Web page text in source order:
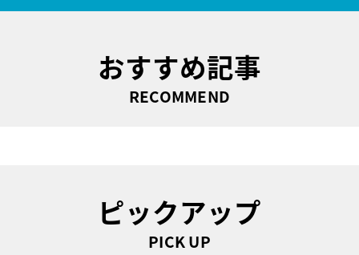
おすすめ記事
RECOMMEND
ピックアップ
PICK UP